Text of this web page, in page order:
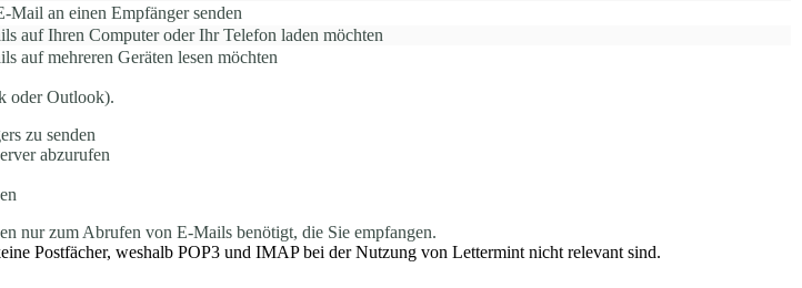
Mail an einen Empfänger senden
auf Ihren Computer oder Ihr Telefon laden möchten
auf mehreren Geräten lesen möchten
oder Outlook).
zu senden
abzurufen
nur zum Abrufen von E-Mails benötigt, die Sie empfangen.
Postfächer, weshalb POP3 und IMAP bei der Nutzung von Lettermint nicht relevant sind.